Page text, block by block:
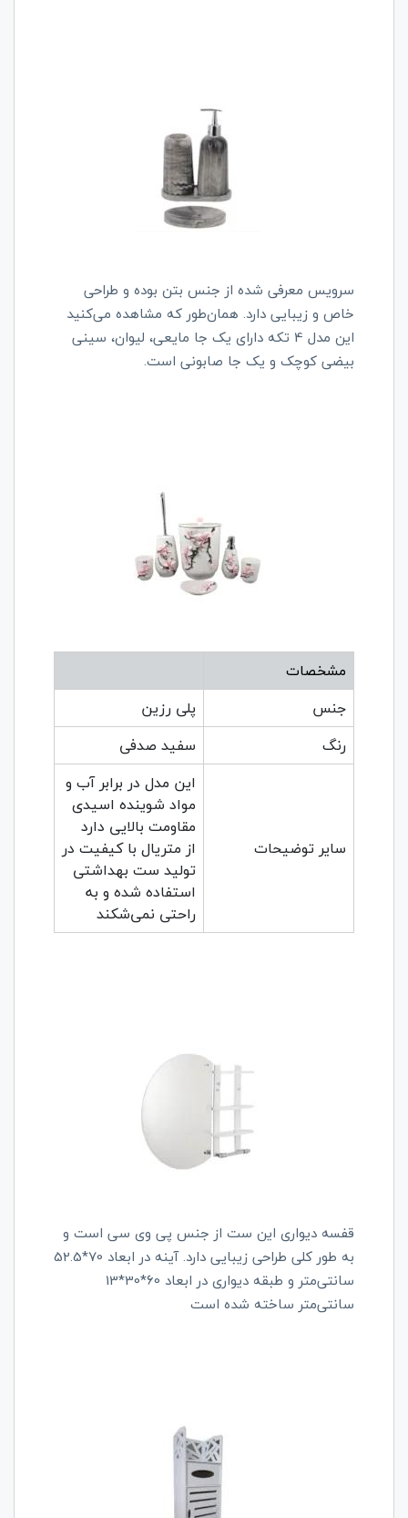
سرویس معرفی شده از جنس بتن بوده و طراحی
خاص و زیبایی دارد. هما‌ن‌طور که مشاهده می‌کنید
این مدل 4 تکه دارای یک جا مایعی، لیوان، سینی
بیضی کوچک و یک جا صابونی است.
مشخصات
جنس
پلی رزین
رنگ
سفید صدفی
سایر توضیحات
این مدل در برابر آب و
مواد شوینده اسیدی
مقاومت بالایی دارد
از متریال با کیفیت در
تولید ست بهداشتی
استفاده شده و به
راحتی نمی‌شکند
قفسه دیواری این ست از جنس پی وی سی است و
به طور کلی طراحی زیبایی دارد. آینه در ابعاد 70*52.5
سانتی‌متر و طبقه دیواری در ابعاد 60*30*13
سانتی‌متر ساخته شده است